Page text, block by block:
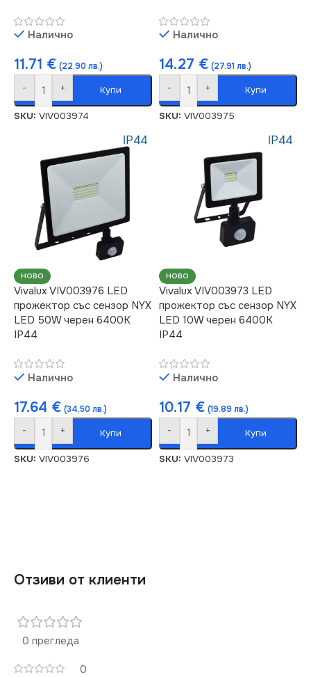
Налично
11.71 € (22.90 лв.)
- + Купи
SKU: VIV003974
Налично
14.27 € (27.91 лв.)
- + Купи
SKU: VIV003975
НОВО
Vivalux VIV003976 LED
прожектор със сензор NYX
LED 50W черен 6400K
IP44
Налично
17.64 € (34.50 лв.)
- + Купи
SKU: VIV003976
НОВО
Vivalux VIV003973 LED
прожектор със сензор NYX
LED 10W черен 6400K
IP44
Налично
10.17 € (19.89 лв.)
- + Купи
SKU: VIV003973
Отзиви от клиенти
0 прегледа
0